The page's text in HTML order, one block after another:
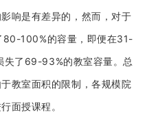
响是有差异的，然而，对于
80-100%的容量，即便在31-
失了69-93%的教室容量。总
教室面积的限制，各规模院
面授课程。